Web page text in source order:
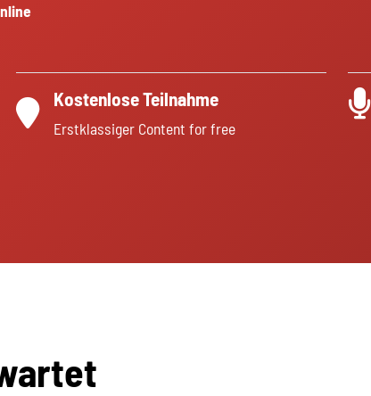
Kostenlose Teilnahme
Erstklassiger Content for free